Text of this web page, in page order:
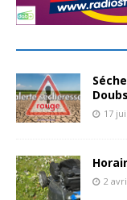
17
2